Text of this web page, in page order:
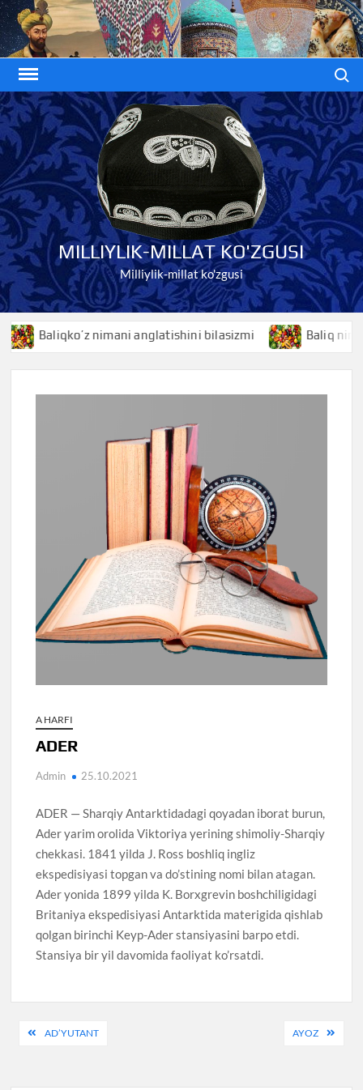
Skip
to
content
MILLIYLIK-MILLAT KO'ZGUSI
Milliylik-millat ko'zgusi
Baliqko’z nimani anglatishini bilasizmi Baliq nimani
A HARFI
ADER
Admin 25.10.2021
ADER — Sharqiy Antarktidadagi qoyadan iborat burun,
Ader yarim orolida Viktoriya yerining shimoliy-Sharqiy
chekkasi. 1841 yilda J. Ross boshliq ingliz
ekspedisiyasi topgan va do’stining nomi bilan atagan.
Ader yonida 1899 yilda K. Borxgrevin boshchiligidagi
Britaniya ekspedisiyasi Antarktida materigida qishlab
qolgan birinchi Keyp-Ader stansiyasini barpo etdi.
Stansiya bir yil davomida faoliyat ko’rsatdi.
PostAD’YUTANT AYOZ